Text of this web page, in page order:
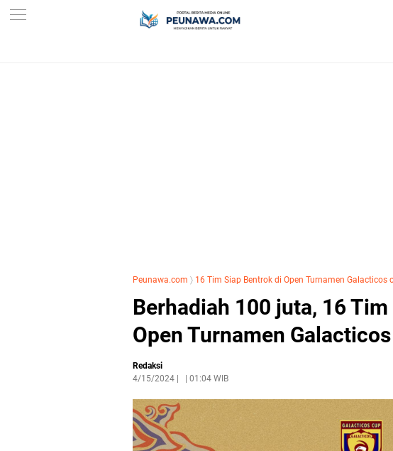
Peunawa.com 〉 16 Tim Siap Bentrok di Open Turnamen Galacticos
Berhadiah 100 juta, 16
Open Turnamen
Redaksi
4/15/2024
01:04 WIB